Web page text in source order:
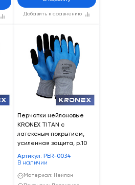
Добавить к сравнению
Перчатки нейлоновые
KRONEX TITAN с
латексным покрытием,
усиленная защита, р.10
Артикул: PER-0034
В наличии
Материал: Нейлон